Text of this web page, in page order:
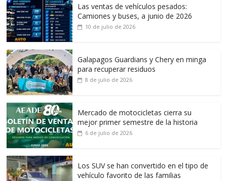
Las ventas de vehículos pesados:
Camiones y buses, a junio de 2026
10 de julio de 2026
Galapagos Guardians y Chery en minga
para recuperar residuos
8 de julio de 2026
Mercado de motocicletas cierra su
mejor primer semestre de la historia
6 de julio de 2026
Los SUV se han convertido en el tipo de
vehículo favorito de las familias